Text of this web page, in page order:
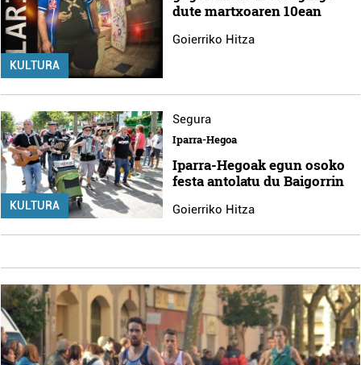
KULTURA
dute martxoaren 10ean
Goierriko Hitza
KULTURA
Segura
Iparra-Hegoa
Iparra-Hegoak egun osoko
festa antolatu du Baigorrin
Goierriko Hitza